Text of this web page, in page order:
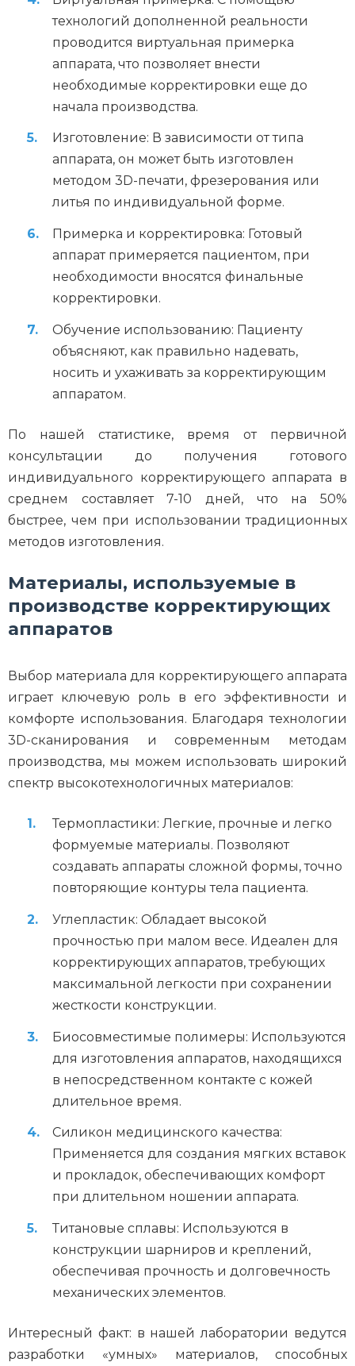
технологий дополненной реальности
проводится виртуальная примерка
аппарата, что позволяет внести
необходимые корректировки еще до
начала производства.
Изготовление: В зависимости от типа
аппарата, он может быть изготовлен
методом 3D-печати, фрезерования или
литья по индивидуальной форме.
Примерка и корректировка: Готовый
аппарат примеряется пациентом, при
необходимости вносятся финальные
корректировки.
Обучение использованию: Пациенту
объясняют, как правильно надевать,
носить и ухаживать за корректирующим
аппаратом.
По нашей статистике, время от первичной
консультации до получения готового
индивидуального корректирующего аппарата в
среднем составляет 7-10 дней, что на 50%
быстрее, чем при использовании традиционных
методов изготовления.
Материалы, используемые в
производстве корректирующих
аппаратов
Выбор материала для корректирующего аппарата
играет ключевую роль в его эффективности и
комфорте использования. Благодаря технологии
3D-сканирования и современным методам
производства, мы можем использовать широкий
спектр высокотехнологичных материалов:
Термопластики: Легкие, прочные и легко
формуемые материалы. Позволяют
создавать аппараты сложной формы, точно
повторяющие контуры тела пациента.
Углепластик: Обладает высокой
прочностью при малом весе. Идеален для
корректирующих аппаратов, требующих
максимальной легкости при сохранении
жесткости конструкции.
Биосовместимые полимеры: Используются
для изготовления аппаратов, находящихся
в непосредственном контакте с кожей
длительное время.
Силикон медицинского качества:
Применяется для создания мягких вставок
и прокладок, обеспечивающих комфорт
при длительном ношении аппарата.
Титановые сплавы: Используются в
конструкции шарниров и креплений,
обеспечивая прочность и долговечность
механических элементов.
Интересный факт: в нашей лаборатории ведутся
разработки «умных» материалов, способных